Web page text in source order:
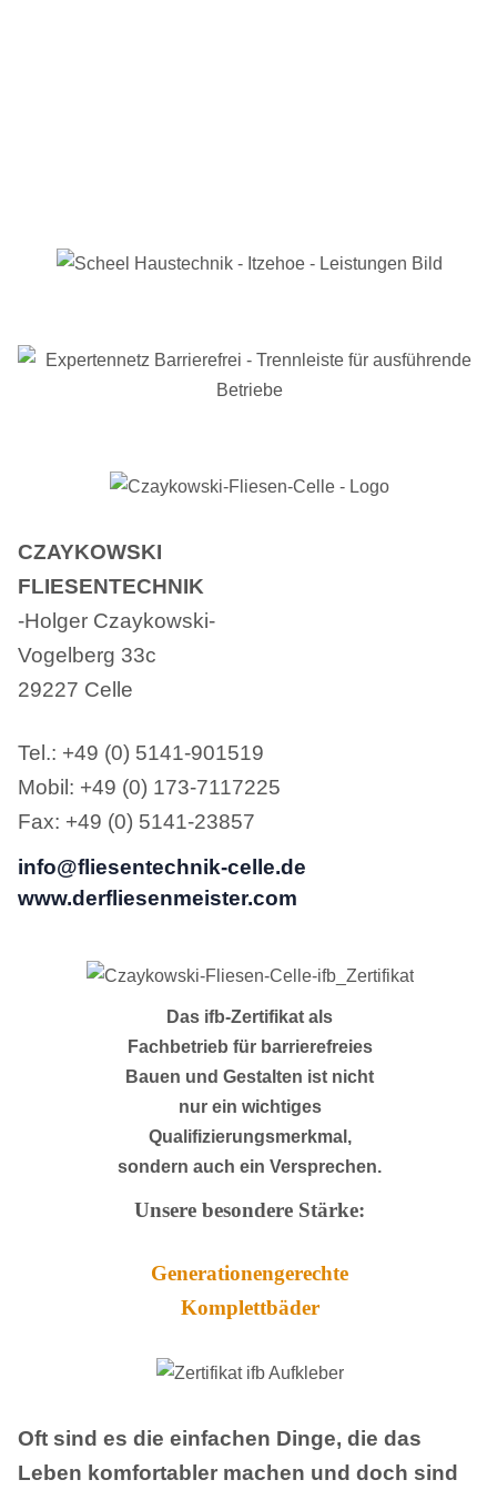
CZAYKOWSKI
FLIESENTECHNIK
-Holger Czaykowski-
Vogelberg 33c
29227 Celle
Tel.: +49 (0) 5141-901519
Mobil: +49 (0) 173-7117225
Fax: +49 (0) 5141-23857
info@fliesentechnik-celle.de
www.derfliesenmeister.com
Das ifb-Zertifikat als
Fachbetrieb für barrierefreies
Bauen und Gestalten ist nicht
nur ein wichtiges
Qualifizierungsmerkmal,
sondern auch ein Versprechen.
Unsere besondere Stärke:
Generationengerechte
Komplettbäder
Oft sind es die einfachen Dinge, die das
Leben komfortabler machen und doch sind